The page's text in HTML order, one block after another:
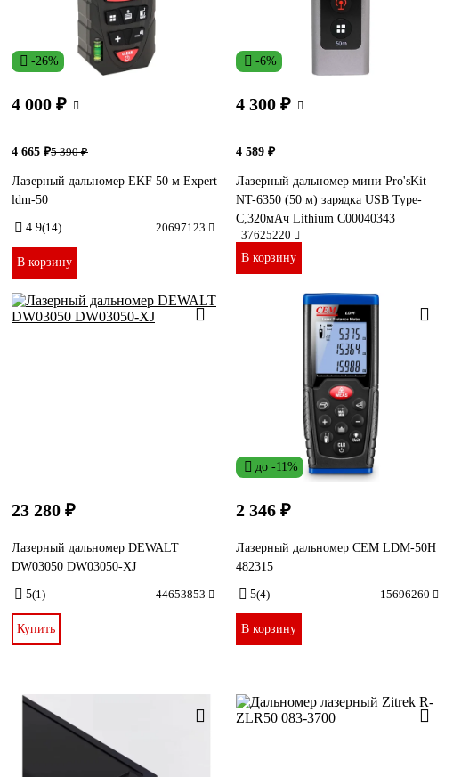
-26%
4 000 ₽
4 665 ₽5 390 ₽
Лазерный дальномер EKF 50 м Expert
ldm-50
4.9(14) 20697123
В корзину
-6%
4 300 ₽
4 589 ₽
Лазерный дальномер мини Pro'sKit
NT-6350 (50 м) зарядка USB Type-
C,320мАч Lithium С00040343
37625220
В корзину
23 280 ₽
Лазерный дальномер DEWALT
DW03050 DW03050-XJ
5(1) 44653853
Купить
до -11%
2 346 ₽
Лазерный дальномер СЕМ LDM-50H
482315
5(4) 15696260
В корзину